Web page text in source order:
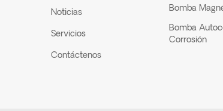
Noticias
Servicios
Contáctenos
Bomba
Bomba
Corrosión